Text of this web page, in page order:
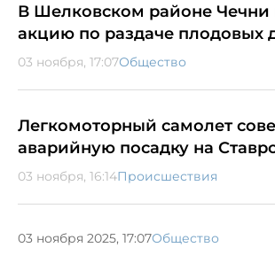
В Шелковском районе Чечни
акцию по раздаче плодовых
03 ноября, 17:07Общество
Легкомоторный самолет
аварийную посадку на
03 ноября, 16:14Происшествия
03 ноября 2025, 17:07Общество